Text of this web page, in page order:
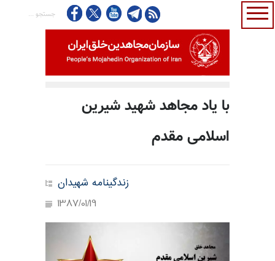
با یاد مجاهد شهید شیرین
اسلامی مقدم
زندگینامه شهیدان
1387/01/19